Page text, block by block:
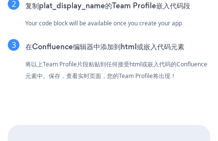
复制plat_display_name的Team Profile嵌入代码段
Your code block will be available once you create your app
在Confluence编辑器中添加到html或嵌入代码元素
将以上Team Profile片段粘贴到任何接受html或嵌入代码的Confluence
元素中。保存，查看实时页面，您的Team Profile将出现！